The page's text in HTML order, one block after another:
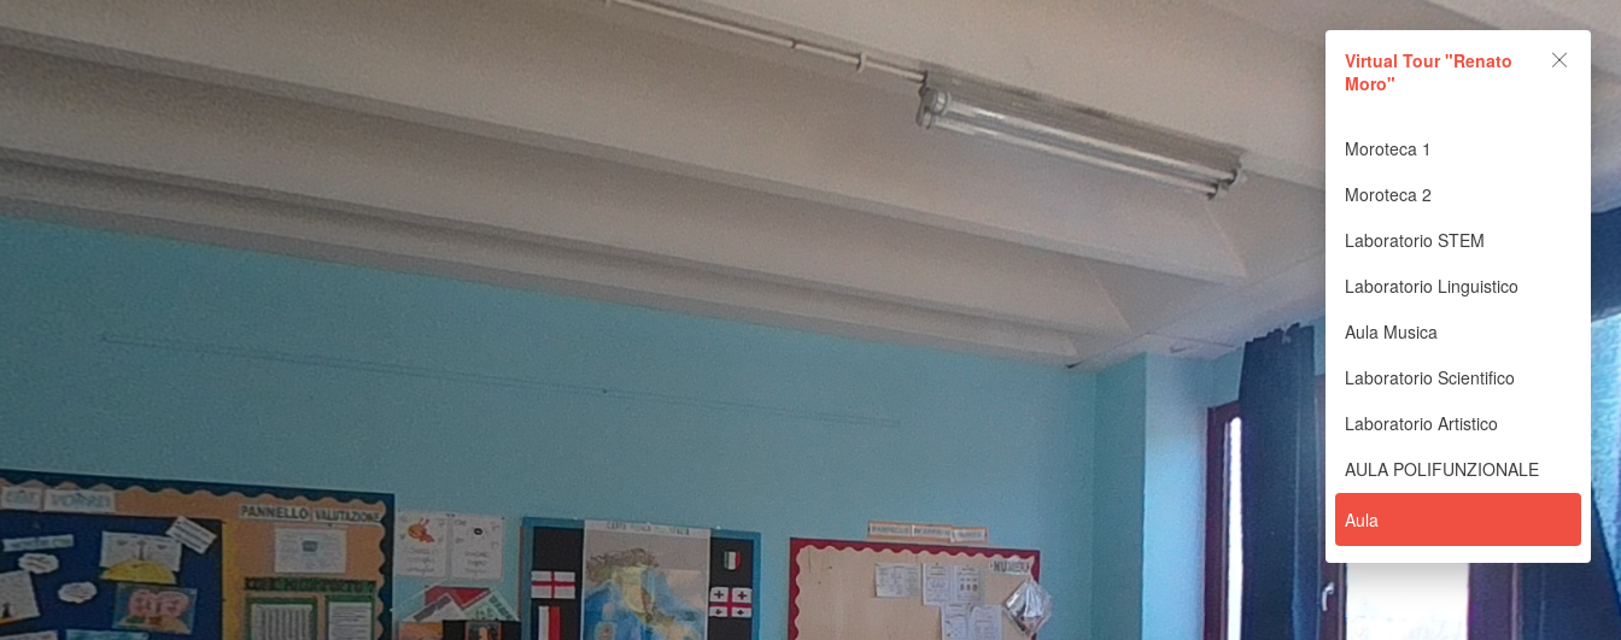
Virtual Tour "Renato
Moro"
Moroteca 1
Moroteca 2
Laboratorio STEM
Laboratorio Linguistico
Aula Musica
Laboratorio Scientifico
Laboratorio Artistico
AULA POLIFUNZIONALE
Aula
Virtual Tour "Renato Moro"
Powered by Lapentor - the best Virtual Tour Software